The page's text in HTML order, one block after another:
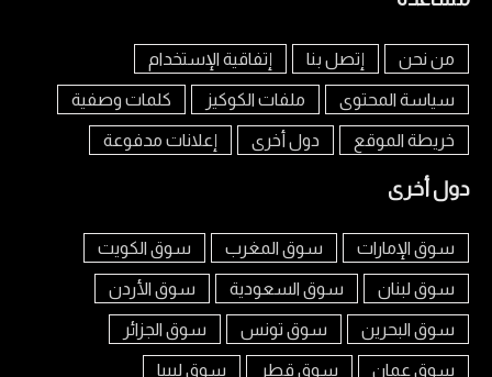
من نحن إتصل بنا إتفاقية الإستخدام
سياسة المحتوى ملفات الكوكيز كلمات وصفية
خريطة الموقع دول أخرى إعلانات مدفوعة
دول أخرى
سوق الإمارات سوق المغرب سوق الكويت
سوق لبنان سوق السعودية سوق الأردن
سوق البحرين سوق تونس سوق الجزائر
سوق عمان سوق قطر سوق ليبيا